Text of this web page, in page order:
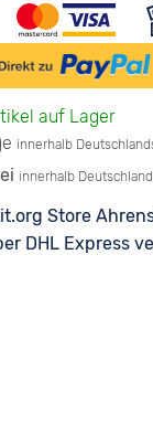
auf Lager
innerhalb
innerhalb
Store
DHL Express